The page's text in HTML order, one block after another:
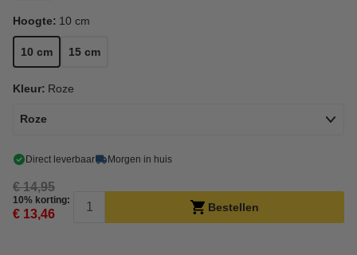
Hoogte: 10 cm
10 cm 15 cm
Kleur: Roze
Roze
Direct leverbaar Morgen in huis
€ 14,95
10% korting:
€ 13,46 Bestellen